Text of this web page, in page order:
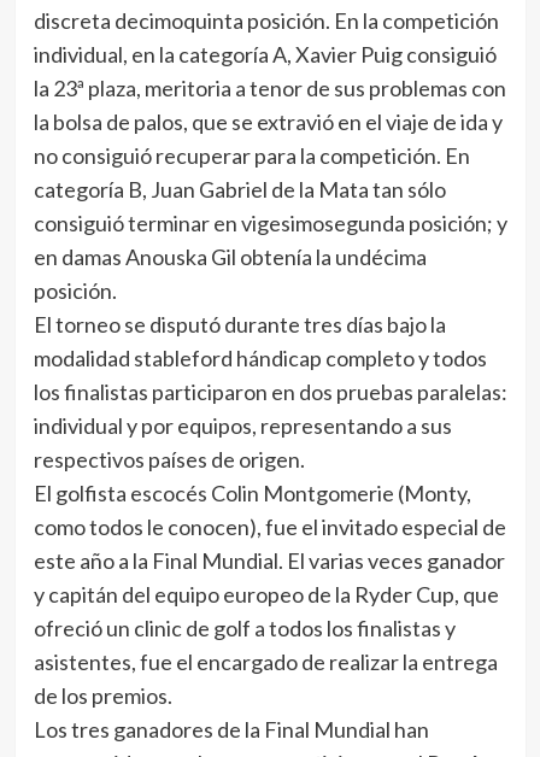
discreta decimoquinta posición. En la competición
individual, en la categoría A, Xavier Puig consiguió
la 23ª plaza, meritoria a tenor de sus problemas con
la bolsa de palos, que se extravió en el viaje de ida y
no consiguió recuperar para la competición. En
categoría B, Juan Gabriel de la Mata tan sólo
consiguió terminar en vigesimosegunda posición; y
en damas Anouska Gil obtenía la undécima
posición.
El torneo se disputó durante tres días bajo la
modalidad stableford hándicap completo y todos
los finalistas participaron en dos pruebas paralelas:
individual y por equipos, representando a sus
respectivos países de origen.
El golfista escocés Colin Montgomerie (Monty,
como todos le conocen), fue el invitado especial de
este año a la Final Mundial. El varias veces ganador
y capitán del equipo europeo de la Ryder Cup, que
ofreció un clinic de golf a todos los finalistas y
asistentes, fue el encargado de realizar la entrega
de los premios.
Los tres ganadores de la Final Mundial han